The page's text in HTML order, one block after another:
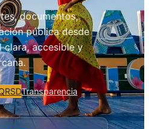
documentos,
pública desde
clara, accesible y
Transparencia